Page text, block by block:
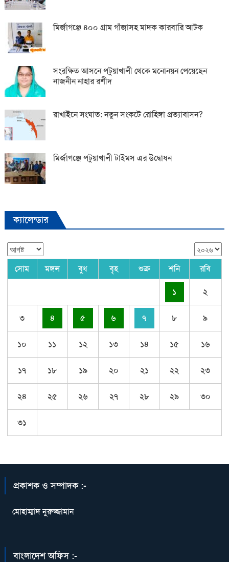
মির্জাগঞ্জে ৪০০ গ্রাম গাঁজাসহ মাদক কারবারি আটক
সংরক্ষিত আসনে পটুয়াখালী থেকে মনোনয়ন পেয়েছেন
নাজনীন নাহার রশীদ
রাখাইনে সংঘাত: নতুন সংকটে রোহিঙ্গা প্রত্যাবাসন?
মির্জাগঞ্জে পটুয়াখালী টাইমস এর উদ্বোধন
ক্যালেন্ডার
সোম মঙ্গল বুধ বৃহ শুক্র শনি রবি
১ ২
৩ ৪ ৫ ৬ ৭ ৮ ৯
১০ ১১ ১২ ১৩ ১৪ ১৫ ১৬
১৭ ১৮ ১৯ ২০ ২১ ২২ ২৩
২৪ ২৫ ২৬ ২৭ ২৮ ২৯ ৩০
৩১
প্রকাশক ও সম্পাদক :-
মোহাম্মাদ নুরুজ্জামান
বাংলাদেশ অফিস :-